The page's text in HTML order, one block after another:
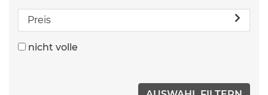
Preis
nicht volle